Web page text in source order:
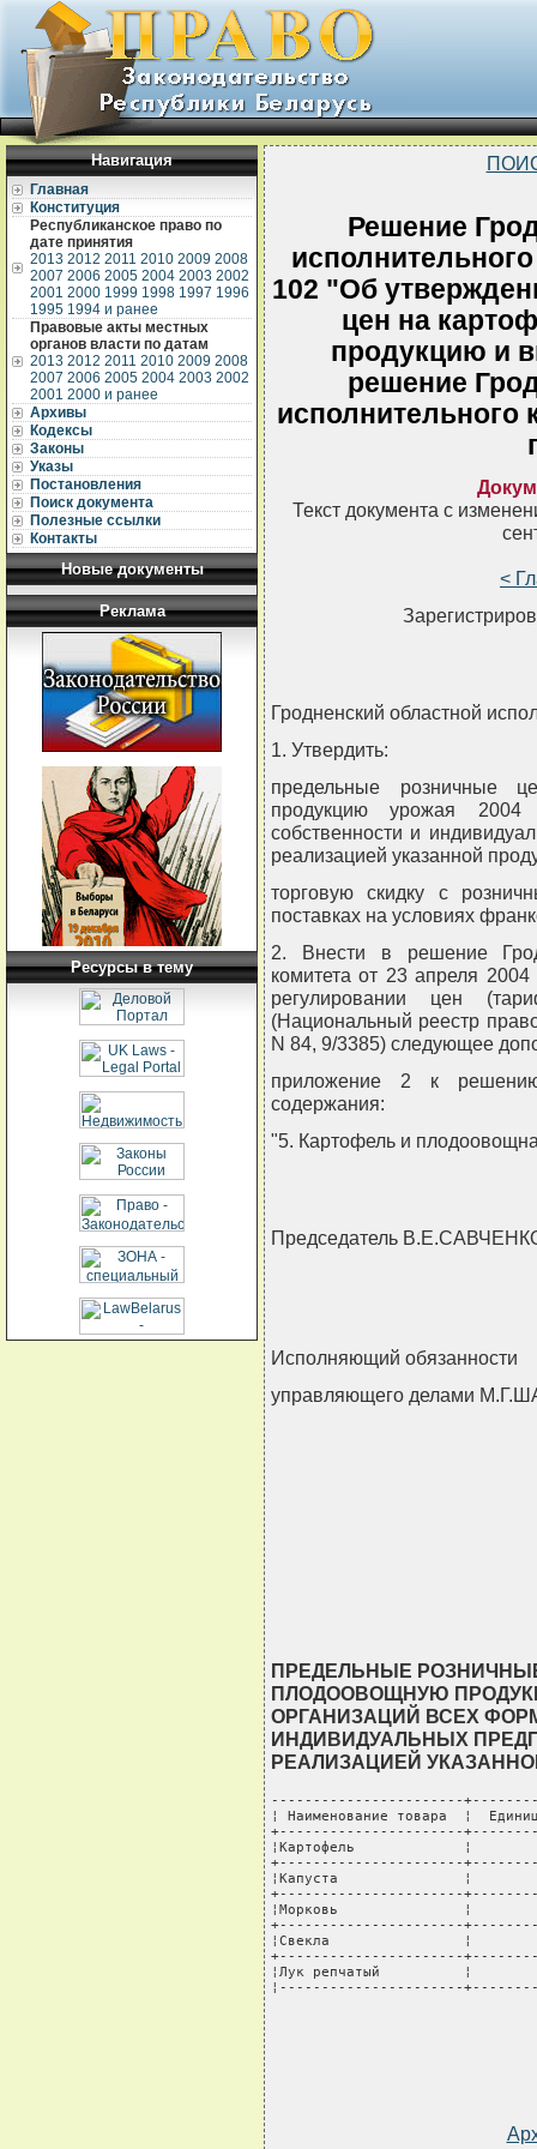
Навигация
Главная
Конституция
Республиканское право по
дате принятия
2013 2012 2011 2010 2009 2008
2007 2006 2005 2004 2003 2002
2001 2000 1999 1998 1997 1996
1995 1994 и ранее
Правовые акты местных
органов власти по датам
2013 2012 2011 2010 2009 2008
2007 2006 2005 2004 2003 2002
2001 2000 и ранее
Архивы
Кодексы
Законы
Указы
Постановления
Поиск документа
Полезные ссылки
Контакты
Новые документы
Реклама
Ресурсы в тему
Решение
102 "Об
цен на
продукцию и
решение
исполнительного
Текст документа с
<
Гродненский областной
1. Утвердить:
предельные розничные
продукцию урожая
собственности и
реализацией указанной
торговую скидку с
поставках на условиях
2. Внести в решение
комитета от 23 апреля
регулировании цен
(Национальный реестр
N 84, 9/3385) следующее
приложение 2 к
содержания:
"5. Картофель и
Председатель
Исполняющий обязанности
управляющего делами
ПРЕДЕЛЬНЫЕ
ПЛОДООВОЩНУЮ
ОРГАНИЗАЦИЙ ВСЕХ
ИНДИВИДУАЛЬНЫХ
РЕАЛИЗАЦИЕЙ
-----------------------
¦ Наименование товара  ¦
+----------------------
¦Картофель             ¦
+----------------------
¦Капуста               ¦
+----------------------
¦Морковь               ¦
+----------------------
¦Свекла                ¦
+----------------------
¦Лук репчатый          ¦
¦----------------------